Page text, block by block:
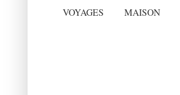
VOYAGES MAISON